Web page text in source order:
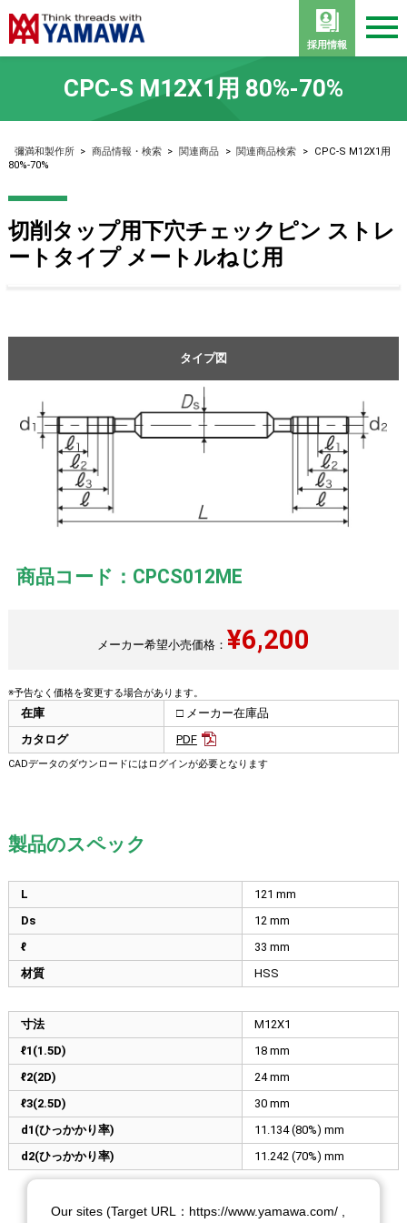
採用情報
CPC-S M12X1用 80%-70%
彌満和製作所 > 商品情報・検索 > 関連商品 > 関連商品検索 >
CPC-S M12X1用
80%-70%
切削タップ用下穴チェックピン ストレ
ートタイプ メートルねじ用
タイプ図
商品コード：CPCS012ME
メーカー希望小売価格： ¥6,200
※予告なく価格を変更する場合があります。
在庫
□ メーカー在庫品
カタログ
PDF
CADデータのダウンロードにはログインが必要となります
製品のスペック
L 121 mm
Ds
12 mm
ℓ
33 mm
材質
HSS
寸法
M12X1
ℓ1(1.5D)
18 mm
ℓ2(2D)
24mm
ℓ3(2.5D)
30 mm
d1(ひっかかり率)
11.134 (80%) mm
d2(ひっかかり率)
11.242 (70%) mm
Our sites (Target URL：https://www.yamawa.com/ ,